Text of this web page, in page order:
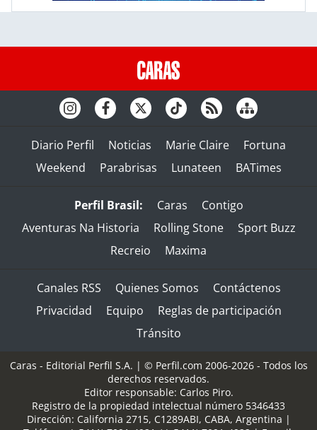
Diario Perfil Noticias Marie Claire
Fortuna
Weekend
Parabrisas Lunateen BATimes
Perfil Brasil: Caras
Contigo
Aventuras Na Historia
Rolling Stone
Sport Buzz
Recreio
Maxima
Canales RSS Quienes Somos
Contáctenos
Privacidad
Equipo
Reglas de participación
Tránsito
Caras - Editorial Perfil S.A. | © Perfil.com 2006-2026 - Todos los
derechos reservados.
Editor responsable: Carlos Piro.
Registro de la propiedad intelectual número 5346433
Dirección: California 2715, C1289ABI, CABA, Argentina |